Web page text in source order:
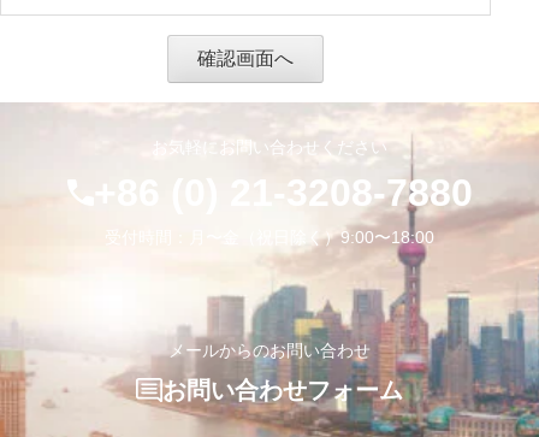
お気軽にお問い合わせください
+86 (0) 21-3208-7880
受付時間：月〜金（祝日除く）9:00〜18:00
メールからのお問い合わせ
お問い合わせフォーム